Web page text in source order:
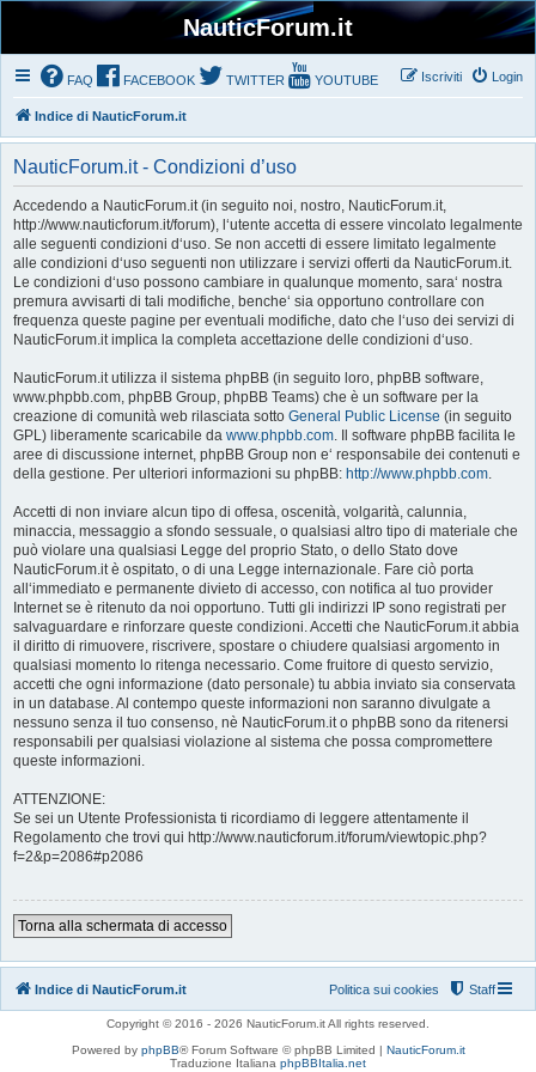
NauticForum.it
FAQ FACEBOOK TWITTER YOUTUBE Login
Iscriviti
Indice di NauticForum.it
NauticForum.it - Condizioni d’uso
Accedendo a NauticForum.it (in seguito noi, nostro, NauticForum.it,
http://www.nauticforum.it/forum), l‘utente accetta di essere vincolato legalmente
alle seguenti condizioni d‘uso. Se non accetti di essere limitato legalmente
alle condizioni d‘uso seguenti non utilizzare i servizi offerti da NauticForum.it.
Le condizioni d‘uso possono cambiare in qualunque momento, sara‘ nostra
premura avvisarti di tali modifiche, benche‘ sia opportuno controllare con
frequenza queste pagine per eventuali modifiche, dato che l‘uso dei servizi di
NauticForum.it implica la completa accettazione delle condizioni d‘uso.
NauticForum.it utilizza il sistema phpBB (in seguito loro, phpBB software,
www.phpbb.com, phpBB Group, phpBB Teams) che è un software per la
creazione di comunità web rilasciata sotto General Public License (in seguito
GPL) liberamente scaricabile da www.phpbb.com. Il software phpBB facilita le
aree di discussione internet, phpBB Group non e‘ responsabile dei contenuti e
della gestione. Per ulteriori informazioni su phpBB: http://www.phpbb.com.
Accetti di non inviare alcun tipo di offesa, oscenità, volgarità, calunnia,
minaccia, messaggio a sfondo sessuale, o qualsiasi altro tipo di materiale che
può violare una qualsiasi Legge del proprio Stato, o dello Stato dove
NauticForum.it è ospitato, o di una Legge internazionale. Fare ciò porta
all‘immediato e permanente divieto di accesso, con notifica al tuo provider
Internet se è ritenuto da noi opportuno. Tutti gli indirizzi IP sono registrati per
salvaguardare e rinforzare queste condizioni. Accetti che NauticForum.it abbia
il diritto di rimuovere, riscrivere, spostare o chiudere qualsiasi argomento in
qualsiasi momento lo ritenga necessario. Come fruitore di questo servizio,
accetti che ogni informazione (dato personale) tu abbia inviato sia conservata
in un database. Al contempo queste informazioni non saranno divulgate a
nessuno senza il tuo consenso, nè NauticForum.it o phpBB sono da ritenersi
responsabili per qualsiasi violazione al sistema che possa compromettere
queste informazioni.
ATTENZIONE:
Se sei un Utente Professionista ti ricordiamo di leggere attentamente il
Regolamento che trovi qui http://www.nauticforum.it/forum/viewtopic.php?
f=2&p=2086#p2086
Torna alla schermata di accesso
Indice di NauticForum.it Staff
Politica sui cookies
Copyright © 2016 - 2026 NauticForum.it All rights reserved.
Powered by phpBB® Forum Software © phpBB Limited | NauticForum.it
Traduzione Italiana phpBBItalia.net